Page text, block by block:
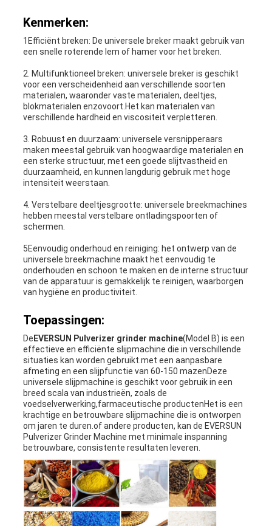
Kenmerken:
1Efficiënt breken: De universele breker maakt gebruik van
een snelle roterende lem of hamer voor het breken.
2. Multifunktioneel breken: universele breker is geschikt
voor een verscheidenheid aan verschillende soorten
materialen, waaronder vaste materialen, deeltjes,
blokmaterialen enzovoort.Het kan materialen van
verschillende hardheid en viscositeit verpletteren.
3. Robuust en duurzaam: universele versnipperaars
maken meestal gebruik van hoogwaardige materialen en
een sterke structuur, met een goede slijtvastheid en
duurzaamheid, en kunnen langdurig gebruik met hoge
intensiteit weerstaan.
4. Verstelbare deeltjesgrootte: universele breekmachines
hebben meestal verstelbare ontladingspoorten of
schermen.
5Eenvoudig onderhoud en reiniging: het ontwerp van de
universele breekmachine maakt het eenvoudig te
onderhouden en schoon te maken.en de interne structuur
van de apparatuur is gemakkelijk te reinigen, waarborgen
van hygiëne en productiviteit.
Toepassingen:
DeEVERSUN Pulverizer grinder machine(Model B) is een
effectieve en efficiënte slijpmachine die in verschillende
situaties kan worden gebruikt.met een aanpasbare
afmeting en een slijpfunctie van 60-150 mazenDeze
universele slijpmachine is geschikt voor gebruik in een
breed scala van industrieën, zoals de
voedselverwerking,farmaceutische productenHet is een
krachtige en betrouwbare slijpmachine die is ontworpen
om jaren te duren.of andere producten, kan de EVERSUN
Pulverizer Grinder Machine met minimale inspanning
betrouwbare, consistente resultaten leveren.